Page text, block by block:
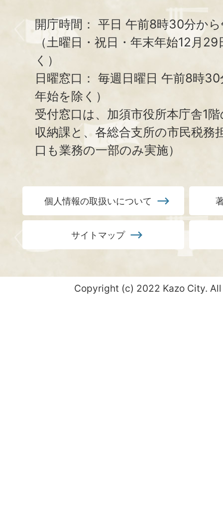
開庁時間： 平日 午前8時30分か
（土曜日・祝日・年末年始12月
く）
日曜窓口： 毎週日曜日 午前8時
年始を除く）
受付窓口は、加須市役所本庁舎1
収納課と、 各総合支所の市民税務
口も業務の一部のみ実施）
個人情報の取扱いについて
サイトマップ
Copyright (c) 2022 Kazo City.